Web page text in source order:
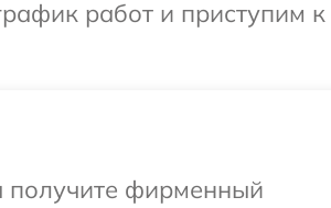
работ и приступим к
получите фирменный